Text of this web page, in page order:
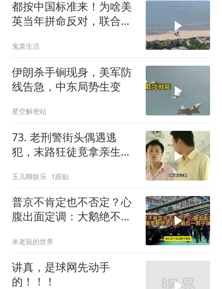
都按中国标准来！为啥美
英当年拼命反对，联合国
鬼菜生活
伊朗杀手锏现身，美军防
线告急，中东局势生变
星空解密站
73. 老刑警街头偶遇逃
犯，末路狂徒竟拿亲生儿
玉儿聊娱乐 1跟贴
普京不肯定也不否定？心
腹出面定调：大鹅绝不打
米老鼠的世界
讲真，是球网先动手
的！！！